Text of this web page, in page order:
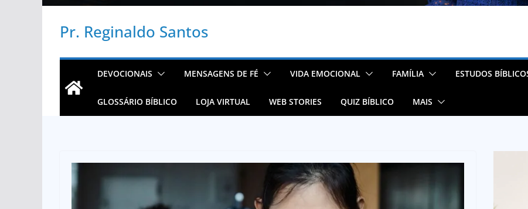
Pr. Reginaldo Santos
DEVOCIONAIS MENSAGENS DE FÉ VIDA EMOCIONAL FAMÍLIA ESTUDOS
GLOSSÁRIO BÍBLICO LOJA VIRTUAL WEB STORIES QUIZ BÍBLICO MAIS